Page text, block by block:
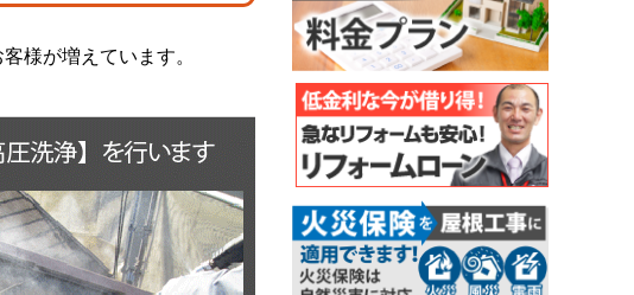
様が増えています。